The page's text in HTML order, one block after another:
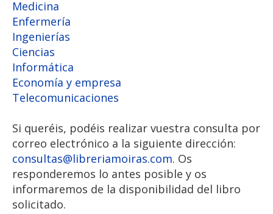
Medicina
Enfermería
Ingenierías
Ciencias
Informática
Economía y empresa
Telecomunicaciones
Si queréis, podéis realizar vuestra consulta por
correo electrónico a la siguiente dirección:
consultas
libreriamoiras.com. Os
responderemos lo antes posible y os
informaremos de la disponibilidad del libro
solicitado.